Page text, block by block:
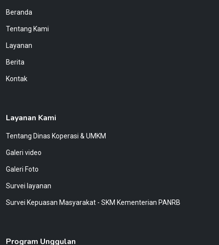
Beranda
Tentang Kami
Layanan
Berita
Kontak
Layanan Kami
Tentang Dinas Koperasi & UMKM
Galeri video
Galeri Foto
Survei layanan
Survei Kepuasan Masyarakat - SKM Kementerian PANRB
Program Unggulan